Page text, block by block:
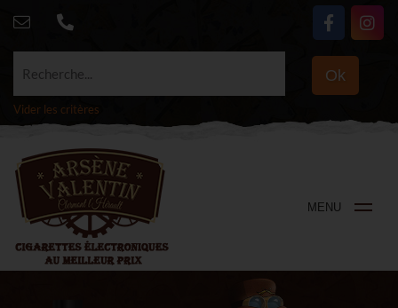
Recherche... Ok
Vider les critères
MENU